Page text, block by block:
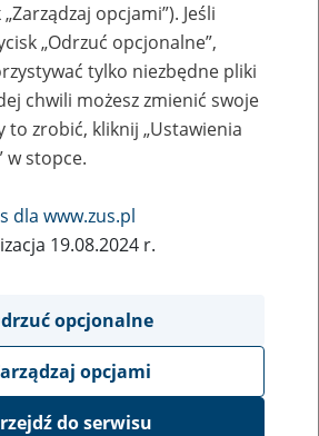
z tytułu prawa do
w 2024 r.
r. zmienia się kwota
z tytułu prawa do
ZUS wypłaca ten ekwiwalent
kopalń i przedsiębiorstw
opcjami”). Jeśli
„Odrzuć opcjonalne”,
tylko niezbędne pliki
chwili możesz zmienić swoje
to zrobić, kliknij „Ustawienia
w stopce.
dla www.zus.pl
19.08.2024 r.
opcjonalne
opcjami
do serwisu